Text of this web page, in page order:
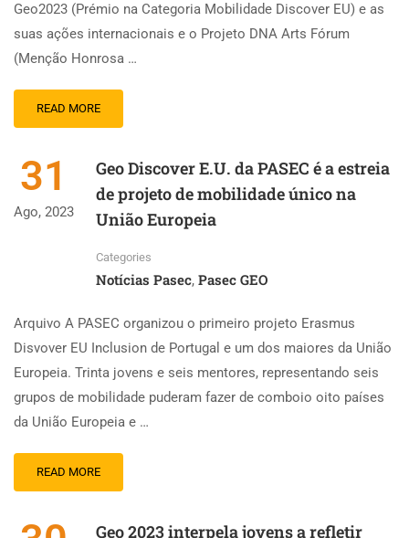
Geo2023 (Prémio na Categoria Mobilidade Discover EU) e as
suas ações internacionais e o Projeto DNA Arts Fórum
(Menção Honrosa …
READ MORE
31
Ago, 2023
Geo Discover E.U. da PASEC é a estreia
de projeto de mobilidade único na
União Europeia
Categories
Notícias Pasec, Pasec GEO
Arquivo A PASEC organizou o primeiro projeto Erasmus
Disvover EU Inclusion de Portugal e um dos maiores da União
Europeia. Trinta jovens e seis mentores, representando seis
grupos de mobilidade puderam fazer de comboio oito países
da União Europeia e …
READ MORE
Geo 2023 interpela jovens a refletir